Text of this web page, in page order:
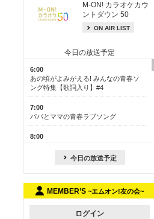
M-ON! カラオケカウ
ントダウン 50
ON AIR LIST
今日の放送予定
6:00
あの頃がよみがえる! みんなの青春ソ
ング特集【歌詞入り】#4
7:00
パパとママの青春ラブソング
8:00
13:00
今日の放送予定
MEMBER’S ~エムオン!友の会~
ログイン